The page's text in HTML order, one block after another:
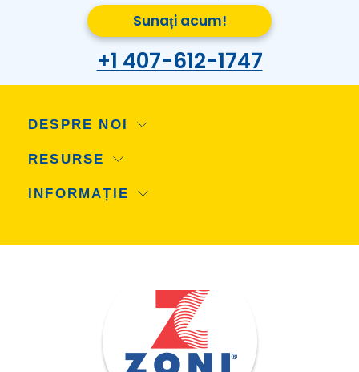
Sunați acum!
+1 407-612-1747
DESPRE NOI
RESURSE
INFORMAȚIE